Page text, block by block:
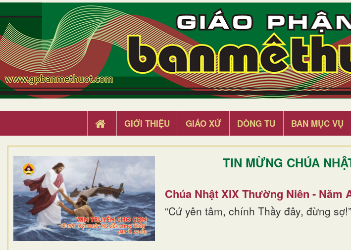
GIỚI THIỆU GIÁO XỨ DÒNG TU BAN MỤC VỤ
TIN MỪNG CHÚA
Chúa Nhật XIX Thường Niên - Năm
“Cứ yên tâm, chính Thầy đây, đừng